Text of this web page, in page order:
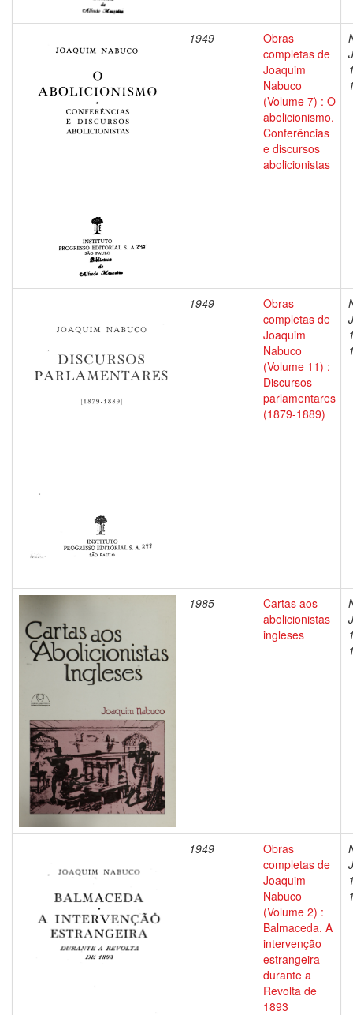
1949
Obras
completas de
Joaquim
Nabuco
(Volume 7) : O
abolicionismo.
Conferências
e discursos
abolicionistas
1949
Obras
completas de
Joaquim
Nabuco
(Volume 11) :
Discursos
parlamentares
(1879-1889)
1985
Cartas aos
abolicionistas
ingleses
1949
Obras
completas de
Joaquim
Nabuco
(Volume 2) :
Balmaceda. A
intervenção
estrangeira
durante a
Revolta de
1893